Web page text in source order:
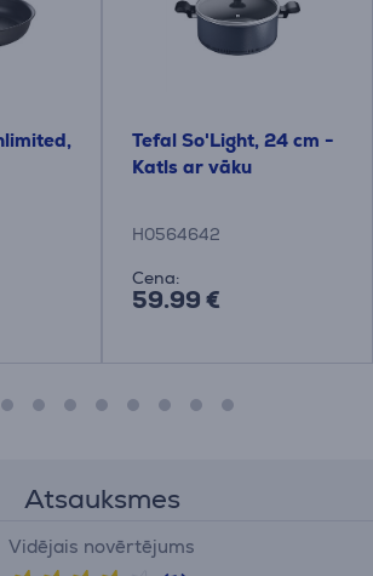
Tefal So'Light, 24 cm -
Katls ar vāku
H0564642
Cena:
59.99 €
Atsauksmes
Vidējais novērtējums